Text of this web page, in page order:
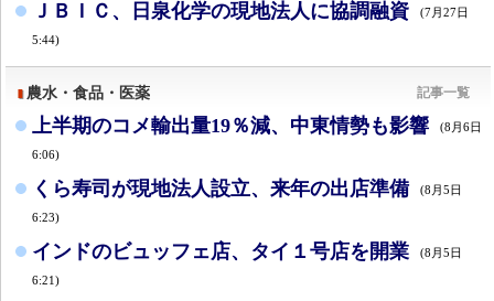
ＪＢＩＣ、日泉化学の現地法人に協調融資 (7月27日
5:44)
農水・食品・医薬 記事一覧
上半期のコメ輸出量19％減、中東情勢も影響 (8月6日
6:06)
くら寿司が現地法人設立、来年の出店準備 (8月5日
6:23)
インドのビュッフェ店、タイ１号店を開業 (8月5日
6:21)